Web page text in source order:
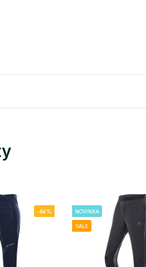
-64% NOVINKA
SALE